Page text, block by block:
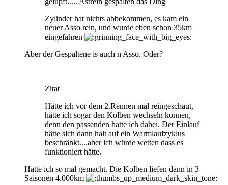
Zylinder hat nichts abbekommen, es kam ein
neuer Asso rein, und wurde eben schon 35km
eingefahren
Aber der Gespaltene is auch n Asso. Oder?
Zitat
Hätte ich vor dem 2.Rennen mal reingeschaut,
hätte ich sogar den Kolben wechseln können,
denn den passenden hatte ich dabei. Der Einlauf
hätte sich dann halt auf ein Warmlaufzyklus
beschränkt....aber ich würde wetten dass es
funktioniert hätte.
Hatte ich so mal gemacht. Die Kolben liefen dann in 3
Saisonen 4.000km